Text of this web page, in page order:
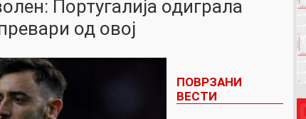
Португалија одиграла
од овој
ПОВРЗАНИ
ВЕСТИ